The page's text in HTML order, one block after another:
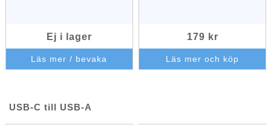
Ej i lager
Läs mer / bevaka
179 kr
Läs mer och köp
USB-C till USB-A